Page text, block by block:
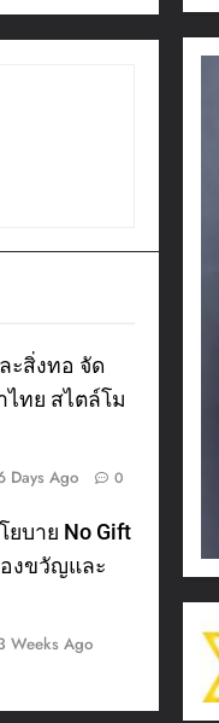
สิ่งทอ จัด
ทย สไตล์โม
Days Ago 0
บาย No Gift
งขวัญและ
Weeks Ago